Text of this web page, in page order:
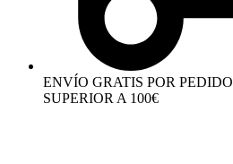
ENVÍO GRATIS POR PEDIDO
SUPERIOR A 100€